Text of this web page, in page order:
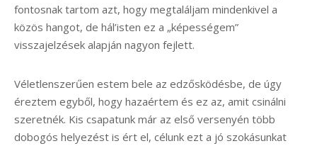
fontosnak tartom azt, hogy megtaláljam mindenkivel a
közös hangot, de hál’isten ez a „képességem”
visszajelzések alapján nagyon fejlett.
Véletlenszerűen estem bele az edzősködésbe, de úgy
éreztem egyből, hogy hazaértem és ez az, amit csinálni
szeretnék. Kis csapatunk már az első versenyén több
dobogós helyezést is ért el, célunk ezt a jó szokásunkat